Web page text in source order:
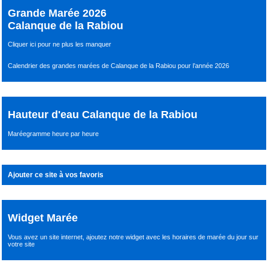
Grande Marée 2026
Calanque de la Rabiou
Cliquer ici pour ne plus les manquer
Calendrier des grandes marées de Calanque de la Rabiou pour l’année 2026
Hauteur d'eau Calanque de la Rabiou
Maréegramme heure par heure
Ajouter ce site à vos favoris
Widget Marée
Vous avez un site internet,ajoutez notre widget avec les horaires de marée du joursur
votre site